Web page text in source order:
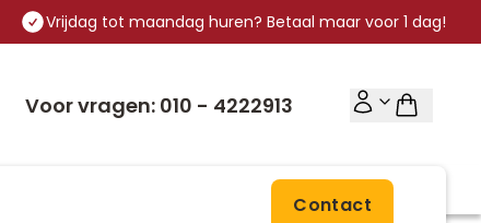
Vrijdag tot maandag huren? Betaal maar voor 1 dag!
Voor vragen: 010 - 4222913
Contact